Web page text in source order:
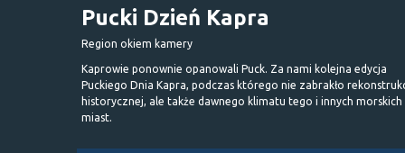
Pucki Dzień Kapra
Region okiem kamery
Kaprowie ponownie opanowali Puck. Za nami kolejna edycja
Puckiego Dnia Kapra, podczas którego nie zabrakło
historycznej, ale także dawnego klimatu tego i innych morskich
miast.